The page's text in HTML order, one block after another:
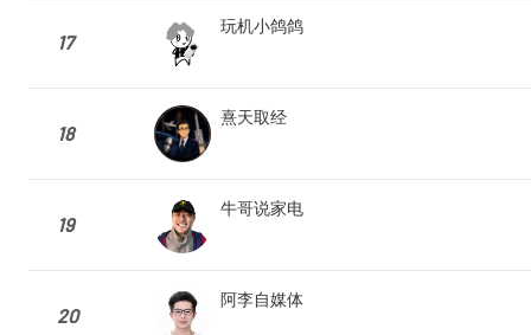
17
玩机小鸽鸽
18
熹天取经
19
牛哥说家电
20
阿李自媒体